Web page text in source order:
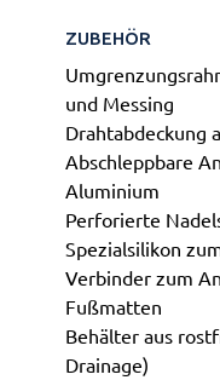
ZUBEHÖR
und Messing
Drahtabdeckung
Abschleppbare
Aluminium
Perforierte
Spezialsilikon
Verbinder zum
Fußmatten
Behälter aus
Drainage)